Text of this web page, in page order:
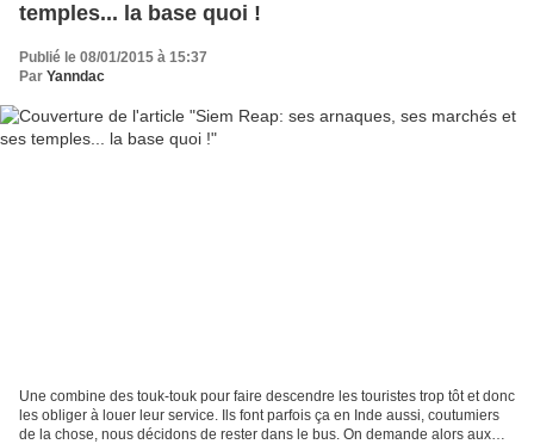
temples... la base quoi !
Publié le 08/01/2015 à 15:37
Par Yanndac
Une combine des touk-touk pour faire descendre les touristes trop tôt et donc
les obliger à louer leur service. Ils font parfois ça en Inde aussi, coutumiers
de la chose, nous décidons de rester dans le bus. On demande alors aux